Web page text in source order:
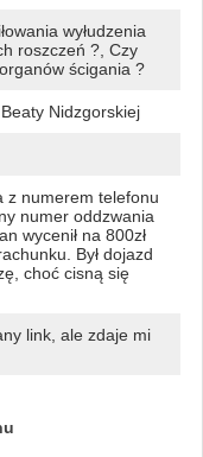
wyłudzenia
roszczeń ?, Czy
ścigania ?
Nidzgorskiej
numerem telefonu
numer oddzwania
wycenił na 800zł
Był dojazd
choć cisną się
link, ale zdaje mi